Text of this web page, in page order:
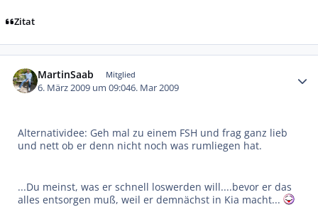
Zitat
MartinSaab Mitglied
6. März 2009 um 09:046. Mar 2009
Alternatividee: Geh mal zu einem FSH und frag ganz lieb
und nett ob er denn nicht noch was rumliegen hat.
...Du meinst, was er schnell loswerden will....bevor er das
alles entsorgen muß, weil er demnächst in Kia macht...